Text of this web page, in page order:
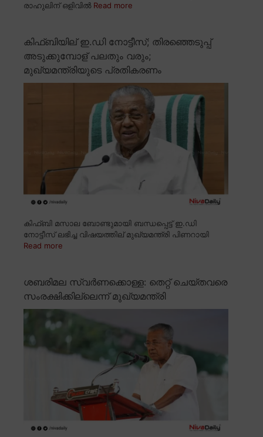
രാഹുലിന് ഒളിവിൽ Read more
കിഫ്ബിയില് ഇ.ഡി നോട്ടീസ്; തിരഞ്ഞെടുപ്പ്
അടുക്കുമ്പോള് പലതും വരും;
മുഖ്യമന്ത്രിയുടെ പ്രതികരണം
കിഫ്ബി മസാല ബോണ്ടുമായി ബന്ധപ്പെട്ട് ഇ.ഡി
നോട്ടീസ് ലഭിച്ച വിഷയത്തില് മുഖ്യമന്ത്രി പിണറായി
Read more
ശബരിമല സ്വർണക്കൊള്ള: തെറ്റ് ചെയ്തവരെ
സംരക്ഷിക്കില്ലെന്ന് മുഖ്യമന്ത്രി